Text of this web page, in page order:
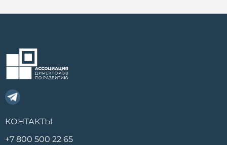
КОНТАКТЫ
+7 800 500 22 65